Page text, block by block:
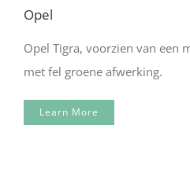
Opel
Opel Tigra, voorzien van een
met fel groene afwerking.
Learn More